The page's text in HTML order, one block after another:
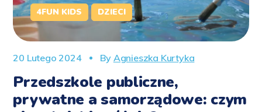
4FUN KIDS DZIECI
20 Lutego 2024 By Agnieszka Kurtyka
Przedszkole publiczne,
prywatne a samorządowe: czym